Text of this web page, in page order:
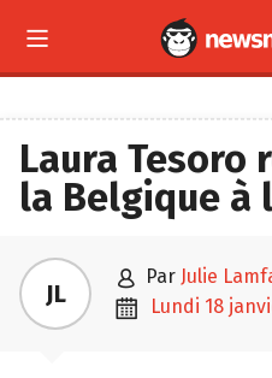

Laura Tesoro
la Belgique à
JL  par Julie
 lundi 18